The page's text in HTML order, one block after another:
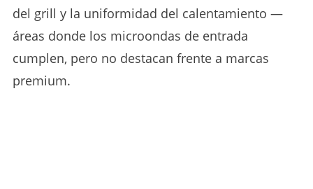
del grill y la uniformidad del calentamiento —
áreas donde los microondas de entrada
cumplen, pero no destacan frente a marcas
premium.